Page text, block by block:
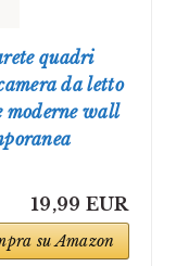
quadri
da letto
moderne wall
19,99 EUR
su Amazon